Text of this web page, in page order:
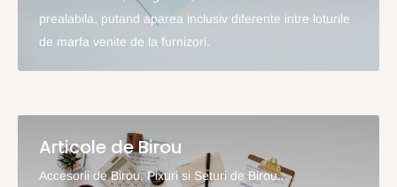
prealabila, putand aparea inclusiv diferente intre loturile
de marfa venite de la furnizori.
Articole de Birou
Accesorii de Birou, Pixuri si Seturi de Birou...